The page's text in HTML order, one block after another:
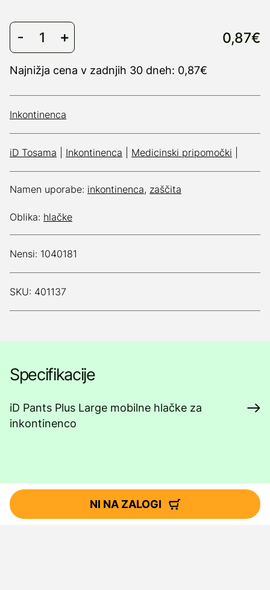
0,87€
Najnižja cena v zadnjih 30 dneh: 0,87€
Inkontinenca
iD Tosama Inkontinenca Medicinski pripomočki
Namen uporabe: inkontinenca, zaščita
Oblika: hlačke
Nensi: 1040181
SKU: 401137
Specifikacije
iD Pants Plus Large mobilne hlačke za
inkontinenco
NI NA ZALOGI